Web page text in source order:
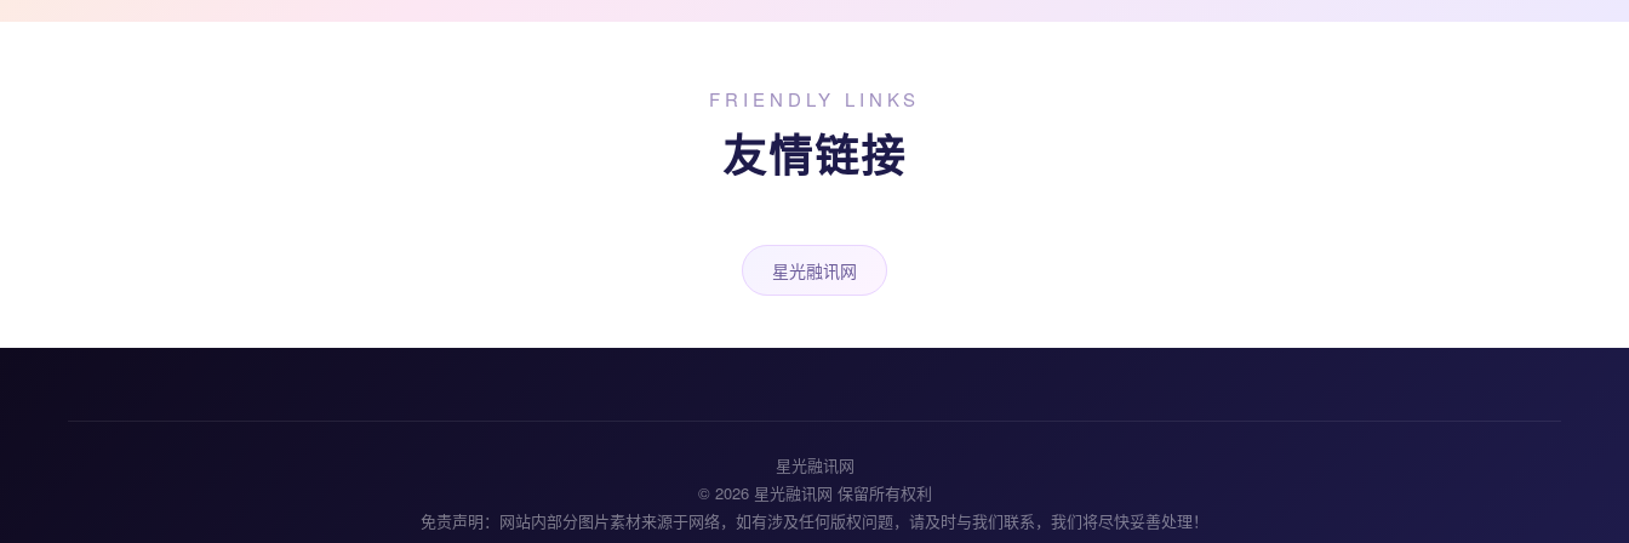
FRIENDLY LINKS
友情链接
星光融讯网
星光融讯网
© 2026 星光融讯网 保留所有权利
免责声明：网站内部分图片素材来源于网络，如有涉及任何版权问题，请及时与我们联系，我们将尽快妥善处理！